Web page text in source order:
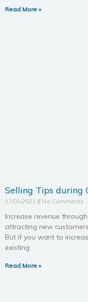
Read More »
Selling Tips during
17/01/2021 No Comments
Increase revenue
attracting new
But if you want to
existing
Read More »